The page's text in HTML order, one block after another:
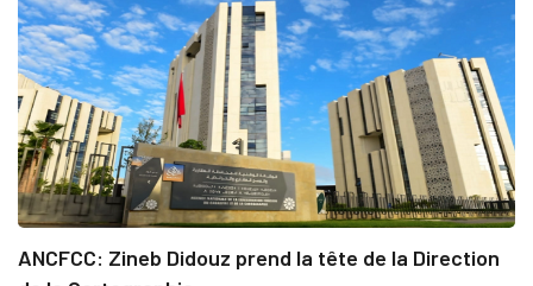
ANCFCC: Zineb Didouz prend la tête de la Direction